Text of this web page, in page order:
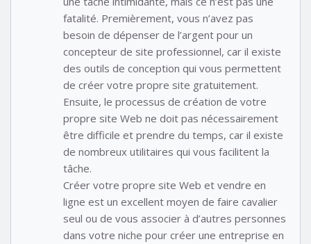
fatalité. Premièrement, vous n’avez pas
besoin de dépenser de l’argent pour un
concepteur de site professionnel, car il existe
des outils de conception qui vous permettent
de créer votre propre site gratuitement.
Ensuite, le processus de création de votre
propre site Web ne doit pas nécessairement
être difficile et prendre du temps, car il existe
de nombreux utilitaires qui vous facilitent la
tâche.
Créer votre propre site Web et vendre en
ligne est un excellent moyen de faire cavalier
seul ou de vous associer à d’autres personnes
dans votre niche pour créer une entreprise en